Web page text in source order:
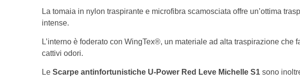
La tomaia in nylon traspirante e microfibra scamosciata offre un’ottima
intense.
L’interno è foderato con WingTex®, un materiale ad alta traspirazione
cattivi odori.
Le Scarpe antinfortunistiche U-Power Red Leve Michelle S1sono